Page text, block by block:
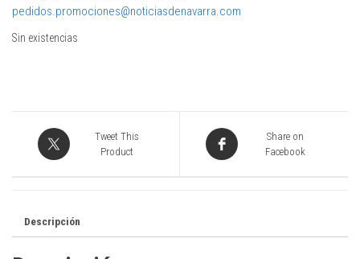
pedidos.promociones@noticiasdenavarra.com
Sin existencias
Tweet This
Product
Share on
Facebook
Descripción